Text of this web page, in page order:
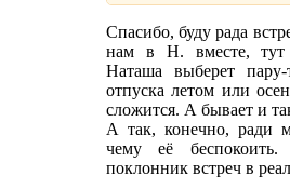
Спасибо, буду рада
нам в Н. вместе,
Наташа выберет
отпуска летом или
сложится. А бывает и
А так, конечно, ради
чему её
поклонник встреч в